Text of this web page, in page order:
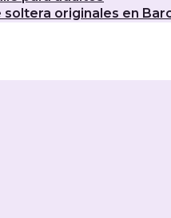
soltera originales en